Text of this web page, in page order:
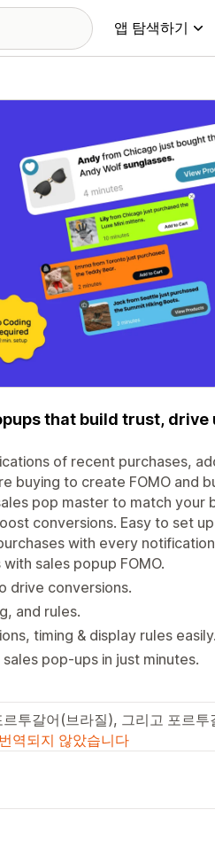
앱 탐색하기
that build trust, drive
of recent purchases,
buying to create FOMO and
pop master to match
conversions. Easy to set
with every
sales popup FOMO.
drive conversions.
and rules.
timing & display rules easily.
pop-ups in just minutes.
투갈어(브라질), 그리고 포르투
역되지 않았습니다